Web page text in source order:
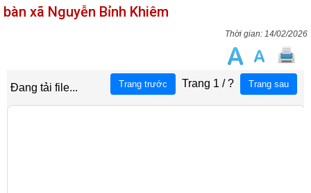
bàn xã Nguyễn Bỉnh Khiêm
14/02/2026